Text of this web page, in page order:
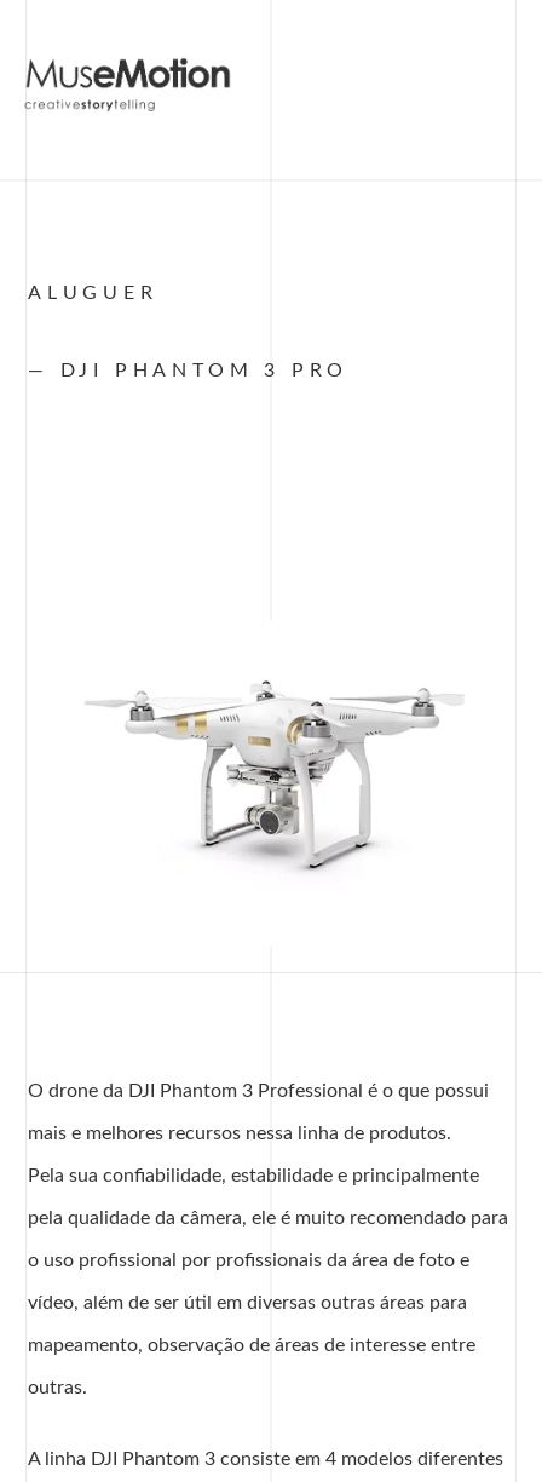
ALUGUER
— DJI PHANTOM 3 PRO
O drone da DJI Phantom 3 Professional é o que possui
mais e melhores recursos nessa linha de produtos.
Pela sua confiabilidade, estabilidade e principalmente
pela qualidade da câmera, ele é muito recomendado para
o uso profissional por profissionais da área de foto e
vídeo, além de ser útil em diversas outras áreas para
mapeamento, observação de áreas de interesse entre
outras.
A linha DJI Phantom 3 consiste em 4 modelos diferentes